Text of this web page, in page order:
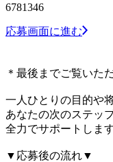
6781346
応募画面に進む
＊最後までご覧いた
一人ひとりの目的や
あなたの次のステッ
全力でサポートしま
▼応募後の流れ▼